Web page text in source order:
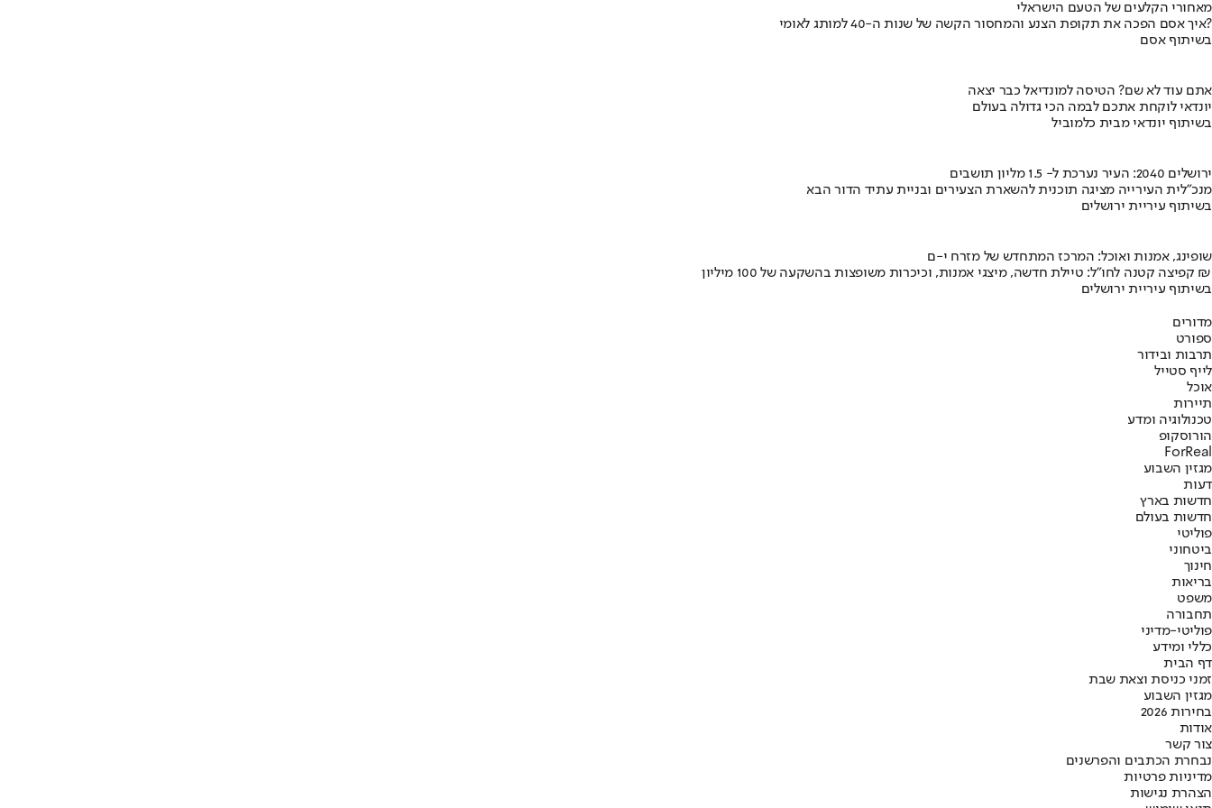
מאחורי הקלעים של הטעם הישראלי
איך אסם הפכה את תקופת הצנע והמחסור הקשה של שנות ה-40 למותג לאומי?
בשיתוף אסם
אתם עוד לא שם? הטיסה למונדיאל כבר יצאה
יונדאי לוקחת אתכם לבמה הכי גדולה בעולם
בשיתוף יונדאי מבית כלמוביל
ירושלים 2040: העיר נערכת ל- 1.5 מליון תושבים
מנכ"לית העירייה מציגה תוכנית להשארת הצעירים ובניית עתיד הדור הבא
בשיתוף עיריית ירושלים
שופינג, אמנות ואוכל: המרכז המתחדש של מזרח י-ם
קפיצה קטנה לחו"ל: טיילת חדשה, מיצגי אמנות, וכיכרות משופצות בהשקעה של 100 מיליון ₪
בשיתוף עיריית ירושלים
מדורים
ספורט
תרבות ובידור
לייף סטייל
אוכל
תיירות
טכנולוגיה ומדע
הורוסקופ
ForReal
מגזין השבוע
דעות
חדשות בארץ
חדשות בעולם
פוליטי
ביטחוני
חינוך
בריאות
משפט
תחבורה
פוליטי-מדיני
כללי ומידע
דף הבית
זמני כניסת וצאת שבת
מגזין השבוע
בחירות 2026
אודות
צור קשר
נבחרת הכתבים והפרשנים
מדיניות פרטיות
הצהרת נגישות